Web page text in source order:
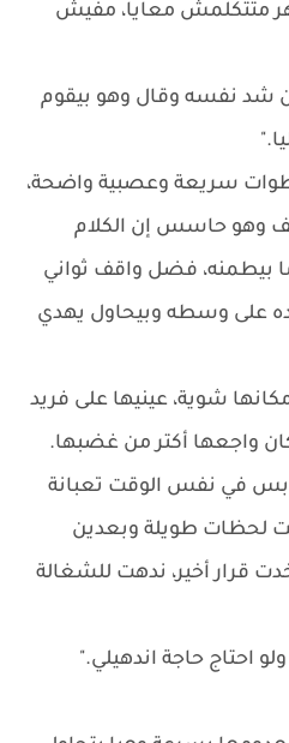
متتكلمش معايا، مفيش
نفسه وقال وهو بيقوم
سريعة وعصبية واضحة،
وهو حاسس إن الكلام
بيطمنه، فضل واقف ثواني
على وسطه وبيحاول يهدي
شوية، عينيها على فريد
كان واجعها أكتر من غضبها.
بس في نفس الوقت تعبانة
لحظات طويلة وبعدين
قرار أخير، ندهت للشغالة
احتاج حاجة اندهيلي."